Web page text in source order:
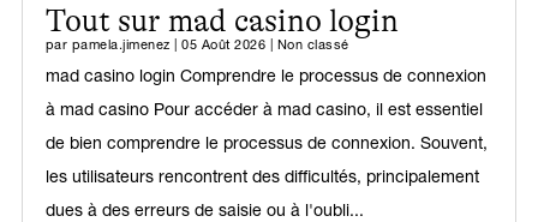
Tout sur mad casino login
par pamela.jimenez |05 Août 2026 Non classé
mad casino login Comprendre le processus de connexion
à mad casino Pour accéder à mad casino, il est essentiel
de bien comprendre le processus de connexion. Souvent,
les utilisateurs rencontrent des difficultés, principalement
dues à des erreurs de saisie ou à l'oubli...